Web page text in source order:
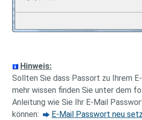
Hinweis:
Sollten Sie dass Passort zu Ihrem
mehr wissen finden Sie unter dem
Anleitung wie Sie Ihr E-Mail
können:
E-Mail Passwort neu